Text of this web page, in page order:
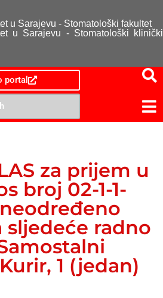
u Sarajevu - Stomatološki fakultet
u Sarajevu - Stomatološki klinički
portal
za prijem u
broj 02-1-1-
sljedeće radno
1 (jedan)